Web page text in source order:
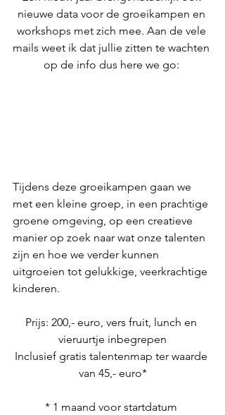
nieuwe data voor de groeikampen en
workshops met zich mee. Aan de vele
mails weet ik dat jullie zitten te wachten
op de info dus here we go:
Tijdens deze groeikampen gaan we
met een kleine groep, in een prachtige
groene omgeving, op een creatieve
manier op zoek naar wat onze talenten
zijn en hoe we verder kunnen
uitgroeien tot gelukkige, veerkrachtige
kinderen.
Prijs: 200,- euro, vers fruit, lunch en
vieruurtje inbegrepen
Inclusief gratis talentenmap ter waarde
van 45,- euro*
* 1 maand voor startdatum